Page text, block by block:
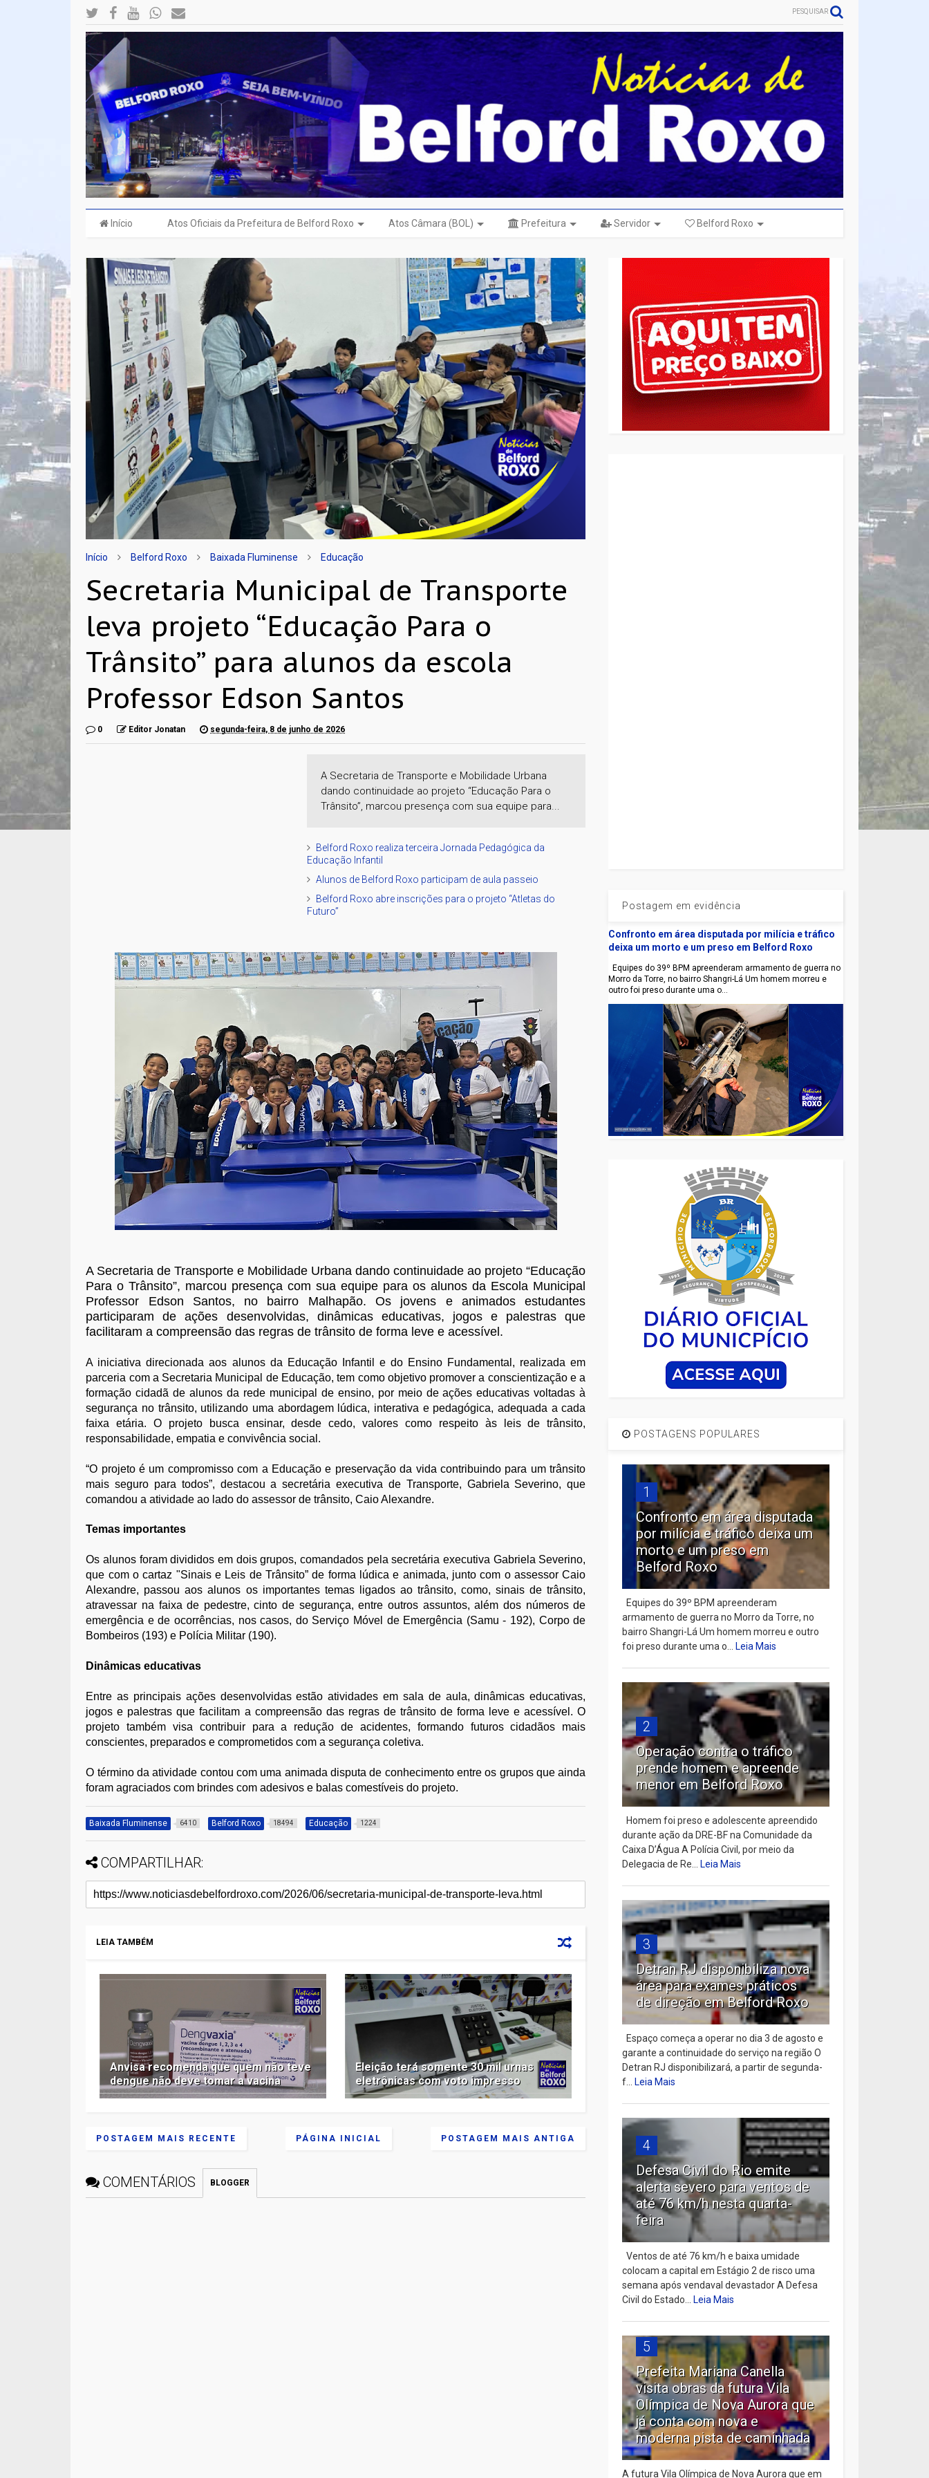
PESQUISAR
Início Atos Oficiais da Prefeitura de Belford Roxo Atos Câmara (BOL) Prefeitura Servidor Belford Roxo
Início Belford Roxo Baixada Fluminense Educação
Secretaria Municipal de Transporte
leva projeto “Educação Para o
Trânsito” para alunos da escola
Professor Edson Santos
0 Editor Jonatan segunda-feira, 8 de junho de 2026
A Secretaria de Transporte e Mobilidade Urbana
dando continuidade ao projeto “Educação Para o
Trânsito”, marcou presença com sua equipe para...
Belford Roxo realiza terceira Jornada Pedagógica da
Educação Infantil
Alunos de Belford Roxo participam de aula passeio
Belford Roxo abre inscrições para o projeto “Atletas do
Futuro”
A Secretaria de Transporte e Mobilidade Urbana dando continuidade ao projeto “Educação
Para o Trânsito”, marcou presença com sua equipe para os alunos da Escola Municipal
Professor Edson Santos, no bairro Malhapão. Os jovens e animados estudantes
participaram de ações desenvolvidas, dinâmicas educativas, jogos e palestras que
facilitaram a compreensão das regras de trânsito de forma leve e acessível.
A iniciativa direcionada aos alunos da Educação Infantil e do Ensino Fundamental, realizada em
parceria com a Secretaria Municipal de Educação, tem como objetivo promover a conscientização e a
formação cidadã de alunos da rede municipal de ensino, por meio de ações educativas voltadas à
segurança no trânsito, utilizando uma abordagem lúdica, interativa e pedagógica, adequada a cada
faixa etária. O projeto busca ensinar, desde cedo, valores como respeito às leis de trânsito,
responsabilidade, empatia e convivência social.
“O projeto é um compromisso com a Educação e preservação da vida contribuindo para um trânsito
mais seguro para todos”, destacou a secretária executiva de Transporte, Gabriela Severino, que
comandou a atividade ao lado do assessor de trânsito, Caio Alexandre.
Temas importantes
Os alunos foram divididos em dois grupos, comandados pela secretária executiva Gabriela Severino,
que com o cartaz "Sinais e Leis de Trânsito” de forma lúdica e animada, junto com o assessor Caio
Alexandre, passou aos alunos os importantes temas ligados ao trânsito, como, sinais de trânsito,
atravessar na faixa de pedestre, cinto de segurança, entre outros assuntos, além dos números de
emergência e de ocorrências, nos casos, do Serviço Móvel de Emergência (Samu - 192), Corpo de
Bombeiros (193) e Polícia Militar (190).
Dinâmicas educativas
Entre as principais ações desenvolvidas estão atividades em sala de aula, dinâmicas educativas,
jogos e palestras que facilitam a compreensão das regras de trânsito de forma leve e acessível. O
projeto também visa contribuir para a redução de acidentes, formando futuros cidadãos mais
conscientes, preparados e comprometidos com a segurança coletiva.
O término da atividade contou com uma animada disputa de conhecimento entre os grupos que ainda
foram agraciados com brindes com adesivos e balas comestíveis do projeto.
Baixada Fluminense 6410 Belford Roxo 18494 Educação 1224
COMPARTILHAR:
LEIA TAMBÉM
Anvisa recomenda que quem não teve
dengue não deve tomar a vacina
Eleição terá somente 30 mil urnas
eletrônicas com voto impresso
POSTAGEM MAIS RECENTE POSTAGEM MAIS ANTIGA
PÁGINA INICIAL
COMENTÁRIOS BLOGGER
Postagem em evidência
Confronto em área disputada por milícia e tráfico
deixa um morto e um preso em Belford Roxo
Equipes do 39º BPM apreenderam armamento de guerra no
Morro da Torre, no bairro Shangri-Lá Um homem morreu e
outro foi preso durante uma o...
POSTAGENS POPULARES
1
Confronto em área disputada
por milícia e tráfico deixa um
morto e um preso em
Belford Roxo
Equipes do 39º BPM apreenderam
armamento de guerra no Morro da Torre, no
bairro Shangri-Lá Um homem morreu e outro
foi preso durante uma o...Leia Mais
2
Operação contra o tráfico
prende homem e apreende
menor em Belford Roxo
Homem foi preso e adolescente apreendido
durante ação da DRE-BF na Comunidade da
Caixa D’Água A Polícia Civil, por meio da
Delegacia de Re...Leia Mais
3
Detran RJ disponibiliza nova
área para exames práticos
de direção em Belford Roxo
Espaço começa a operar no dia 3 de agosto e
garante a continuidade do serviço na região O
Detran RJ disponibilizará, a partir de segunda-
f...Leia Mais
4
Defesa Civil do Rio emite
alerta severo para ventos de
até 76 km/h nesta quarta-
feira
Ventos de até 76 km/h e baixa umidade
colocam a capital em Estágio 2 de risco uma
semana após vendaval devastador A Defesa
Civil do Estado...Leia Mais
5
Prefeita Mariana Canella
visita obras da futura Vila
Olímpica de Nova Aurora que
já conta com nova e
moderna pista de caminhada
A futura Vila Olímpica de Nova Aurora que em